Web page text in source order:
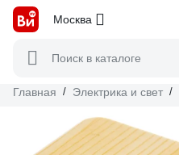
Москва
Поиск в каталоге
Главная / Электрика и свет /